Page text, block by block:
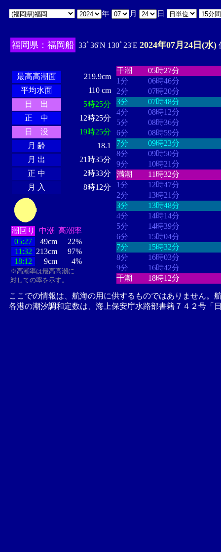
年 月 日
福岡県：福岡船 33ﾟ36'N 130ﾟ23'E 2024年07月24日(水)
最高高潮面
219.9cm
平均水面
110 cm
日 出
5時25分
正 中
12時25分
日 没
19時25分
月 齢
18.1
月 出
21時35分
正 中
2時33分
月 入
8時12分
潮回り 中潮 高潮率
05:27
49cm
22%
11:32 213cm
97%
18:12
9cm 4%
※高潮率は最高高潮に
対しての率を示す。
干潮
05時27分
1分
06時46分
2分
07時20分
3分
07時48分
4分
08時12分
5分
08時36分
6分
08時59分
7分
09時23分
8分
09時50分
9分
10時21分
満潮
11時32分
1分
12時47分
2分
13時21分
3分
13時48分
4分
14時14分
5分
14時39分
6分
15時04分
7分
15時32分
8分
16時03分
9分
16時42分
干潮
18時12分
ここでの情報は、航海の用に供するものではありません。
各港の潮汐調和定数は、海上保安庁水路部書籍７４２号「